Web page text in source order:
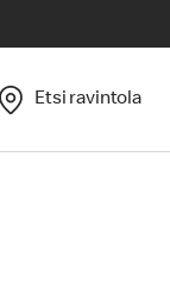
Etsi ravintola